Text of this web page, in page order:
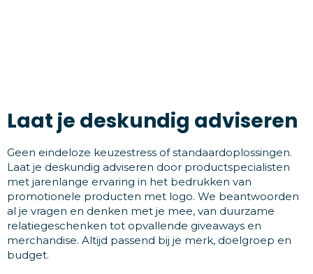
Laat je deskundig adviseren
Geen eindeloze keuzestress of standaardoplossingen.
Laat je deskundig adviseren door productspecialisten
met jarenlange ervaring in het bedrukken van
promotionele producten met logo. We beantwoorden
al je vragen en denken met je mee, van duurzame
relatiegeschenken tot opvallende giveaways en
merchandise. Altijd passend bij je merk, doelgroep en
budget.